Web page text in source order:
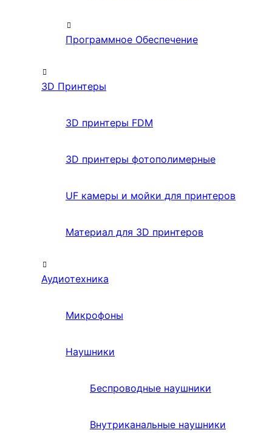
Программное Обеспечение
3D Принтеры
3D принтеры FDM
3D принтеры фотополимерные
UF камеры и мойки для принтеров
Материал для 3D принтеров
Аудиотехника
Микрофоны
Наушники
Беспроводные наушники
Внутриканальные наушники